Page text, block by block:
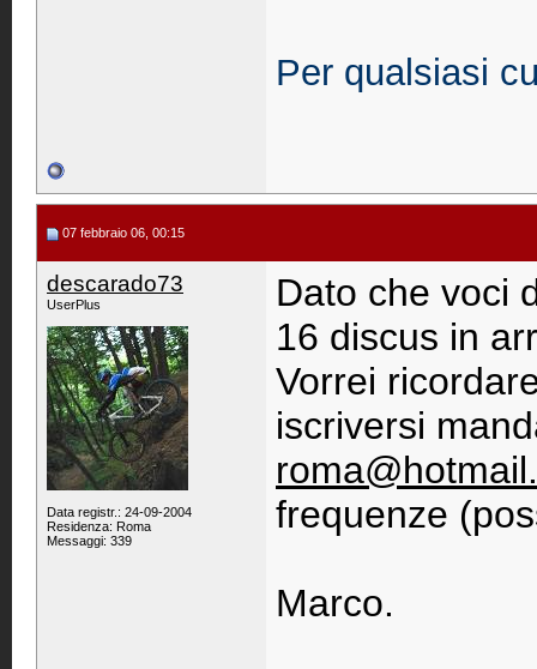
Per qualsiasi
07 febbraio 06, 00:15
descarado73
UserPlus
Data registr.: 24-09-2004
Residenza: Roma
Messaggi: 339
Dato che voci
16 discus in
Vorrei
iscriversi
frequenze
Marco.